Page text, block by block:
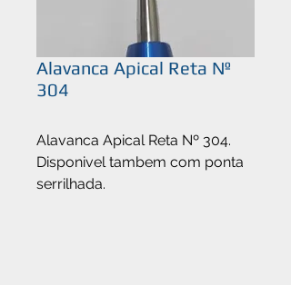
Alavanca Apical Reta Nº
304
Alavanca Apical Reta Nº 304.
Disponivel tambem com ponta
serrilhada.